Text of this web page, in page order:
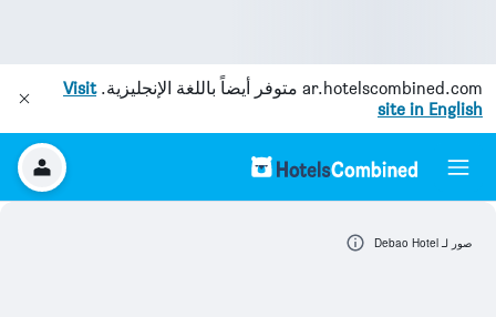
ar.hotelscombined.com متوفر أيضاً باللغة الإنجليزية.Visit
site in English
صور لـ Debao Hotel